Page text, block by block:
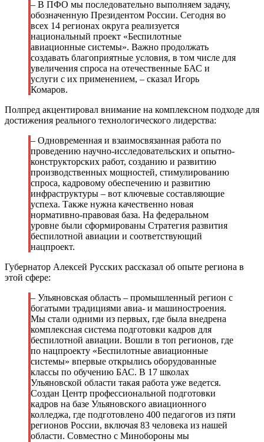
– В ПФО мы последовательно выполняем задачу,
обозначенную Президентом России. Сегодня во
всех 14 регионах округа реализуется
национальный проект «Беспилотные
авиационные системы». Важно продолжать
создавать благоприятные условия, в том числе для
увеличения спроса на отечественные БАС и
услуги с их применением, – сказал Игорь
Комаров.
Полпред акцентировал внимание на комплексном подходе для
достижения реального технологического лидерства:
– Одновременная и взаимосвязанная работа по
проведению научно-исследовательских и опытно-
конструкторских работ, созданию и развитию
производственных мощностей, стимулированию
спроса, кадровому обеспечению и развитию
инфраструктуры – вот ключевые составляющие
успеха. Также нужна качественно новая
нормативно-правовая база. На федеральном
уровне были сформированы Стратегия развития
беспилотной авиации и соответствующий
нацпроект.
Губернатор Алексей Русских рассказал об опыте региона в
этой сфере:
– Ульяновская область – промышленный регион с
богатыми традициями авиа- и машиностроения.
Мы стали одними из первых, где была внедрена
комплексная система подготовки кадров для
беспилотной авиации. Вошли в топ регионов, где
по нацпроекту «Беспилотные авиационные
системы» впервые открылись оборудованные
классы по обучению БАС. В 17 школах
Ульяновской области такая работа уже ведется.
Создан Центр профессиональной подготовки
кадров на базе Ульяновского авиационного
колледжа, где подготовлено 400 педагогов из пяти
регионов России, включая 83 человека из нашей
области. Совместно с Минобороны мы